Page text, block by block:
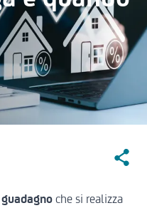
guadagno che si realizza